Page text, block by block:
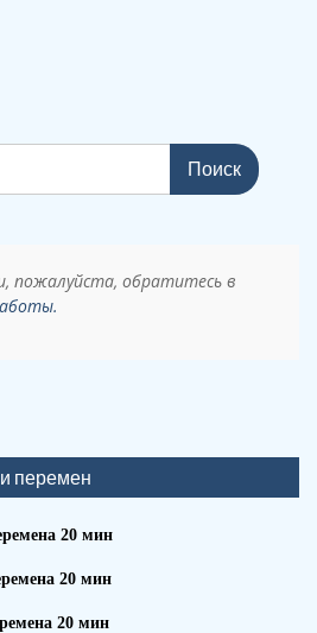
пожалуйста, обратитесь в
перемен
20 мин
20 мин
20 мин